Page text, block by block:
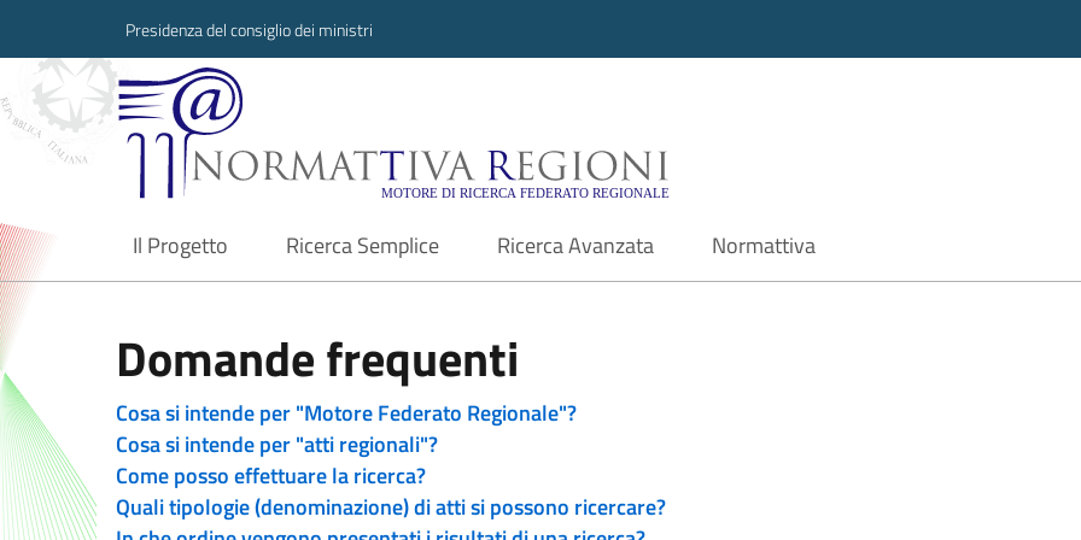
Presidenza del consiglio dei ministri
Normattiva Regioni - Motore di ricerca
Il Progetto
current Ricerca Semplice Ricerca Avanzata Normattiva
Domande frequenti
Cosa si intende per "Motore Federato Regionale"?
Cosa si intende per "atti regionali"?
Come posso effettuare la ricerca?
Quali tipologie (denominazione) di atti si possono ricercare?